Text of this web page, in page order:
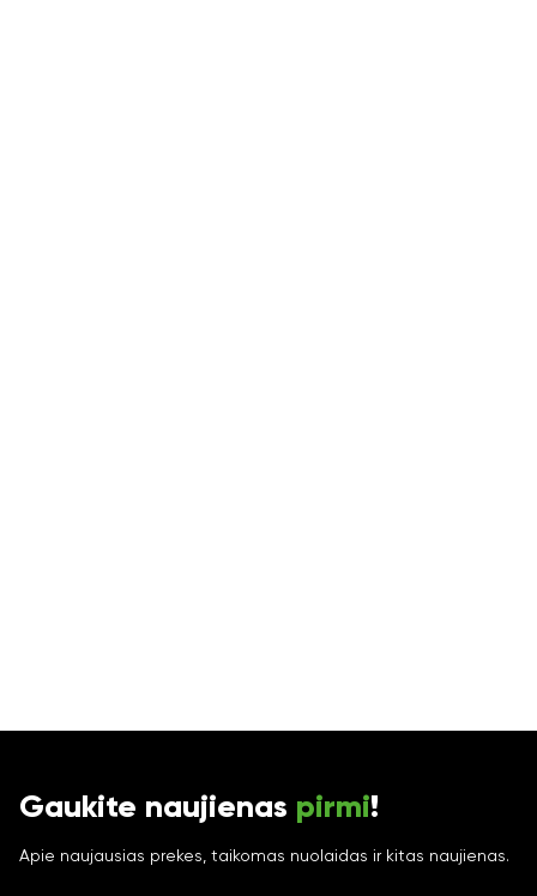
Gaukite naujienas pirmi!
Apie naujausias prekes, taikomas nuolaidas ir kitas naujienas.